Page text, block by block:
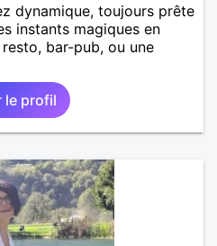
dynamique, toujours prête
instants magiques en
bar-pub, ou une
le profil